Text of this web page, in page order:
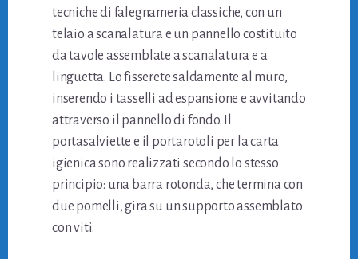
tecniche di falegnameria classiche, con un
telaio a scanalatura e un pannello costituito
da tavole assemblate a scanalatura e a
linguetta. Lo fisserete saldamente al muro,
inserendo i tasselli ad espansione e avvitando
attraverso il pannello di fondo. Il
portasalviette e il portarotoli per la carta
igienica sono realizzati secondo lo stesso
principio: una barra rotonda, che termina con
due pomelli, gira su un supporto assemblato
con viti.